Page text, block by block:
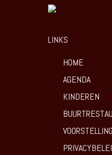
LINKS
HOME
AGENDA
KINDEREN